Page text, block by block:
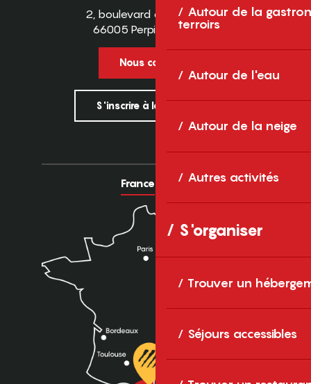
Autour de la
terroirs
Autour de l'eau
Autour de la neige
Autres activités
S'organiser
Trouver un
Séjours accessibles
2, boulevard des Pyrénées
66005 Perpignan Cedex
Nous contacter
S'inscrire à la newsletter
France Europe